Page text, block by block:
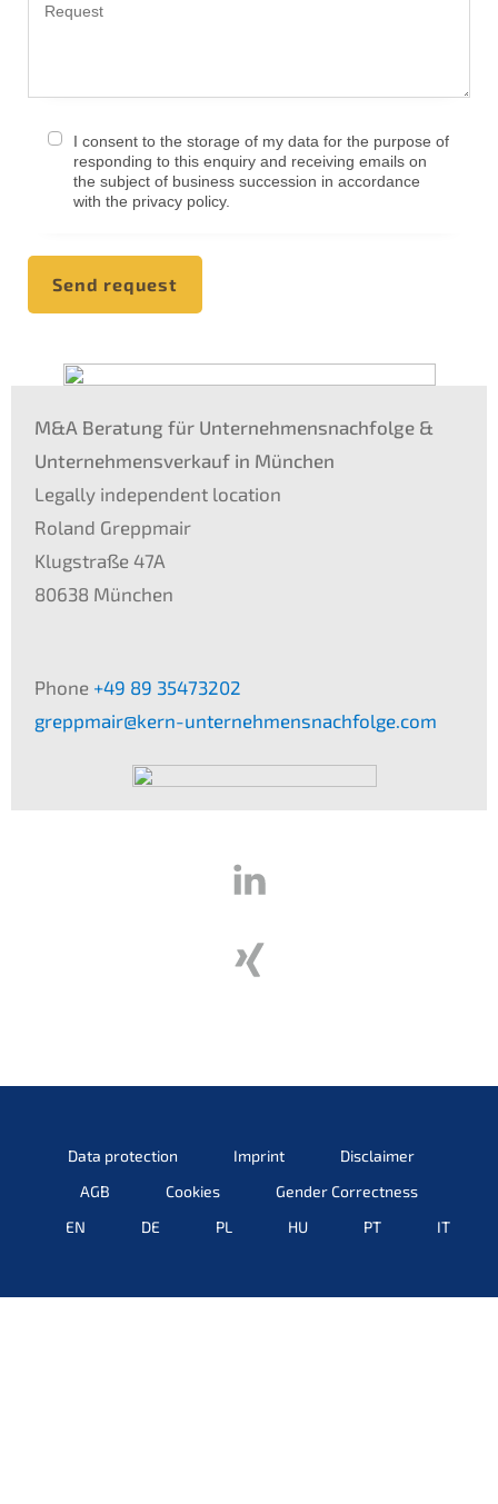
I consent to the storage of my data for the purpo­se of
respon­ding to this enquiry and recei­ving emails on
the subject of business succes­si­on in accordance
with the priva­cy policy.
Send request
M&A Beratung für Unternehmens­nachfolge &
Unter­nehmens­verkauf in München
Legal­ly indepen­dent locati­on
Roland Grepp­mair
Klugstra­ße 47A
80638 München
Phone +49 89 35473202
greppmair@kern-unternehmensnachfolge.com
Data protec­tion Imprint
Disclai­mer
AGB
Cookies
Gender Correct­ness
EN
DE PL HU PT IT